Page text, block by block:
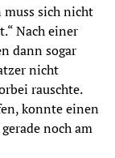
muss sich nicht
Nach einer
dann sogar
nicht
rauschte.
konnte einen
noch am